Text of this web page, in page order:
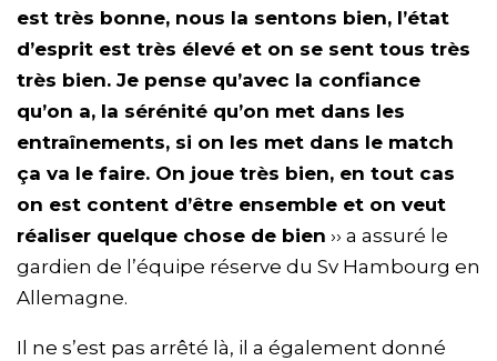
est très bonne, nous la sentons bien, l’état
d’esprit est très élevé et on se sent tous très
très bien. Je pense qu’avec la confiance
qu’on a, la sérénité qu’on met dans les
entraînements, si on les met dans le match
ça va le faire. On joue très bien, en tout cas
on est content d’être ensemble et on veut
réaliser quelque chose de bien ›› a assuré le
gardien de l’équipe réserve du Sv Hambourg en
Allemagne.
Il ne s’est pas arrêté là, il a également donné